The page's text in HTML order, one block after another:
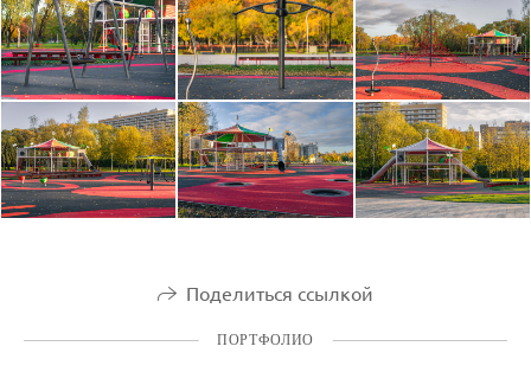
Поделиться ссылкой
ПОРТФОЛИО